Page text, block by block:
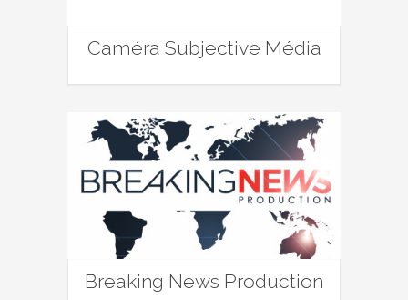
Caméra Subjective Média
Breaking News Production